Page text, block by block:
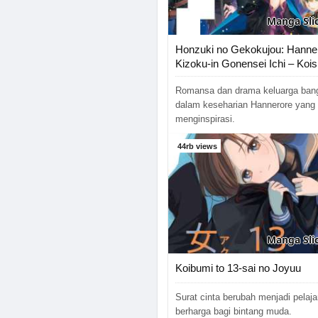
Manga
Honzuki no Gekokujou:
Kizoku-in Gonensei Ichi –
O’hime-sama
Romansa dan drama keluarga
dalam keseharian Hannerore yang
menginspirasi.
44rb views
Manga
Koibumi to 13-sai no Joyuu
Surat cinta berubah menjadi
berharga bagi bintang muda.